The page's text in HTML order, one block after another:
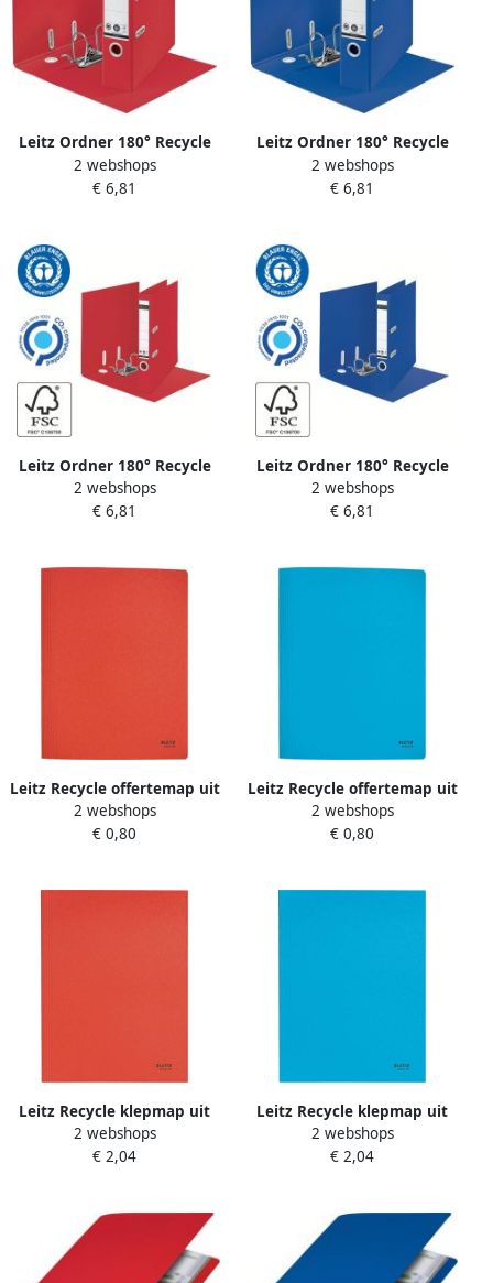
Leitz Ordner 180° Recycle
80 mm karton A4 rood
2 webshops
€ 6,81
Leitz Ordner 180° Recycle
80 mm karton A4 blauw
2 webshops
€ 6,81
Leitz Ordner 180° Recycle
55 mm karton A4 rood
2 webshops
€ 6,81
Leitz Ordner 180° Recycle
55 mm karton A4 blauw
2 webshops
€ 6,81
Leitz Recycle offertemap uit
karton ft A4 rood
2 webshops
€ 0,80
Leitz Recycle offertemap uit
karton ft A4 blauw
2 webshops
€ 0,80
Leitz Recycle klepmap uit
karton ft A4 rood
2 webshops
€ 2,04
Leitz Recycle klepmap uit
karton ft A4 blauw
2 webshops
€ 2,04